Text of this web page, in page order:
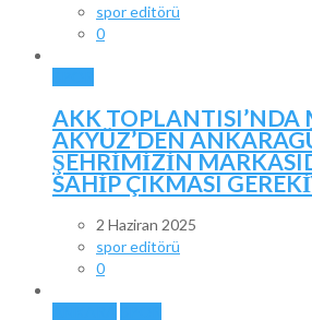
spor editörü
0
AKK TOPLANTISI’NDA
AKYÜZ’DEN
ŞEHRİMİZİN
SAHİP ÇIKMASI
2 Haziran 2025
spor editörü
0